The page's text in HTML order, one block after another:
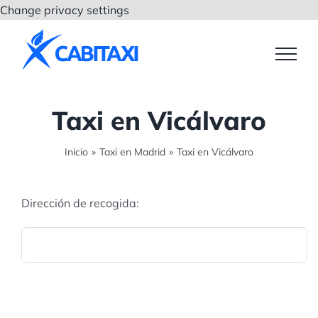
Change privacy settings
contenido
Taxi en Vicálvaro
Inicio » Taxi en Madrid » Taxi en Vicálvaro
Dirección de recogida: